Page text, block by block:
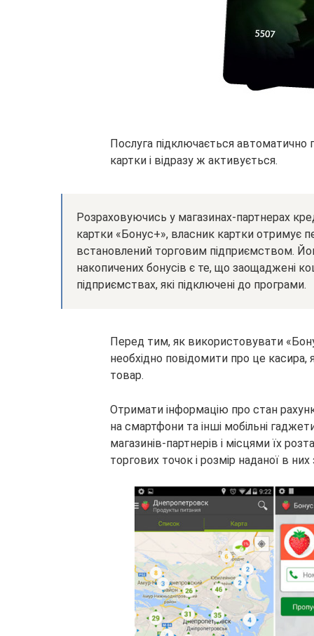
Послуга підключається
картки і відразу ж активується.
Розраховуючись у магазинах-партнерах
картки «Бонус+», власник картки отримує
встановлений торговим підприємством.
накопичених бонусів є те, що заощаджені
підприємствах, які підключені до програми.
Перед тим, як використовувати
необхідно повідомити про це касира,
товар.
Отримати інформацію про стан
на смартфони та інші мобільні
магазинів-партнерів і місцями їх
торгових точок і розмір наданої в